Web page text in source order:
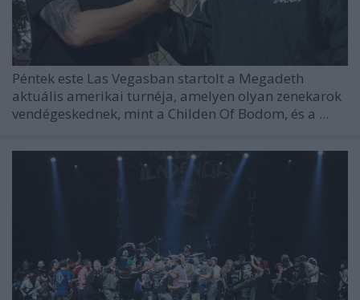
Péntek este Las Vegasban startolt a Megadeth
aktuális amerikai turnéja, amelyen olyan zenekarok
vendégeskednek, mint a Childen Of Bodom, és a ...